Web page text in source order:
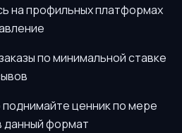
на профильных платформах
по минимальной ставке
ценник по мере
данный формат